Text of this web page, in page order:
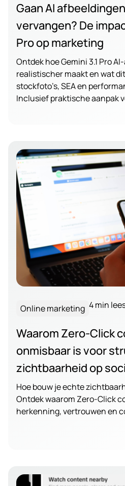
Gaan AI
vervangen? De
Pro op marketing
Ontdek hoe Gemini 3.1 Pro
realistischer maakt en wat
stockfoto’s, SEA en
Inclusief praktische aanpak
Online marketing 4 min
Waarom Zero-Click
onmisbaar is voor
zichtbaarheid op
Hoe bouw je echte
Ontdek waarom Zero-Click
herkenning, vertrouwen en